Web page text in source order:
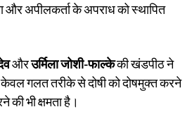
और अपीलकर्ता के अपराध को स्थापित
औरउर्मिला जोशी-फाल्केकी खंडपीठ ने
केवल गलत तरीके से दोषी को दोषमुक्त करने
की भी क्षमता है।